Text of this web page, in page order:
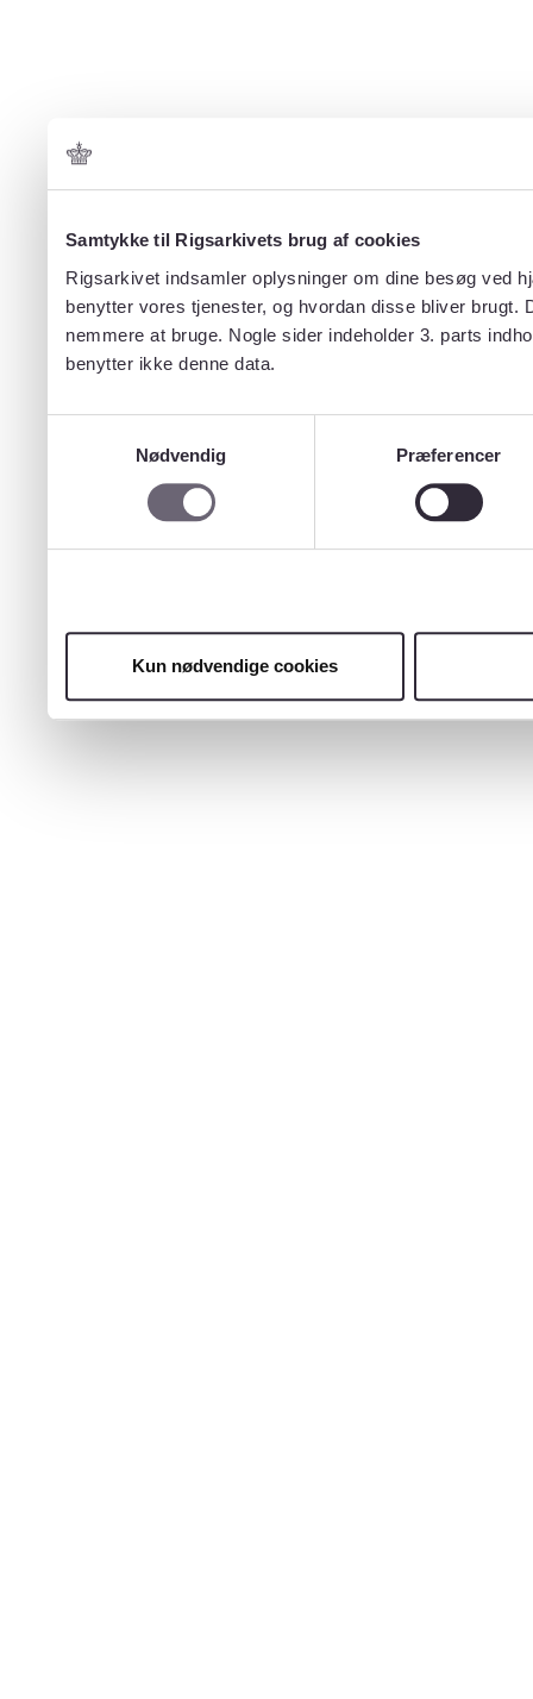
Samtykke til Rigsarkivets brug af cookies
Rigsarkivet indsamler oplysninger om dine besøg ved
benytter vores tjenester, og hvordan disse bliver
nemmere at bruge. Nogle sider indeholder 3. parts
benytter ikke denne data.
Nødvendig
Præferencer
Kun nødvendige cookies